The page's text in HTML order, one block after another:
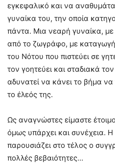
εγκεφαλικό και να
γυναίκα του, την οποία
πάντα. Μια νεαρή γυναίκα,
από το ζωγράφο, με
του Νότου που πιστεύει σε
τον γοητεύει και σταδιακά
αδυνατεί να κάνει το βήμα να
το έλεός της.
Ως αναγνώστες είμαστε
όμως υπάρχει και συνέχεια.
παρουσιάζει στο τέλος ο
πολλές βεβαιότητες…